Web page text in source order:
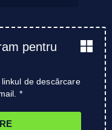
pentru
de descărcare
*